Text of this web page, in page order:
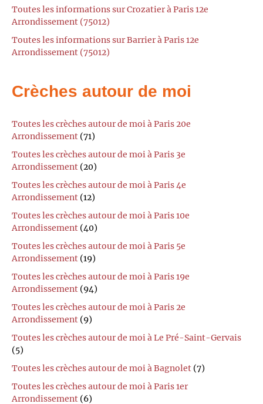
Toutes les informations sur Crozatier à Paris 12e
Arrondissement (75012)
Toutes les informations sur Barrier à Paris 12e
Arrondissement (75012)
Crèches autour de moi
Toutes les crèches autour de moi à Paris 20e
Arrondissement (71)
Toutes les crèches autour de moi à Paris 3e
Arrondissement (20)
Toutes les crèches autour de moi à Paris 4e
Arrondissement (12)
Toutes les crèches autour de moi à Paris 10e
Arrondissement (40)
Toutes les crèches autour de moi à Paris 5e
Arrondissement (19)
Toutes les crèches autour de moi à Paris 19e
Arrondissement (94)
Toutes les crèches autour de moi à Paris 2e
Arrondissement (9)
Toutes les crèches autour de moi à Le Pré-Saint-Gervais
(5)
Toutes les crèches autour de moi à Bagnolet (7)
Toutes les crèches autour de moi à Paris 1er
Arrondissement (6)